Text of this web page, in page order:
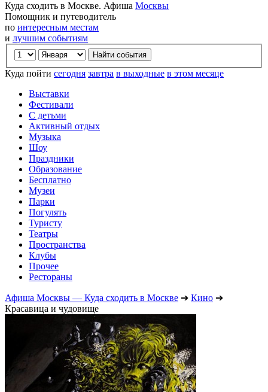
Куда сходить в Москве. Афиша Москвы
Помощник и путеводитель
по интересным местам
и лучшим событиям
Куда пойти сегодня завтра в выходные в этом месяце
Выставки
Фестивали
С детьми
Активный отдых
Музыка
Шоу
Праздники
Образование
Бесплатно
Музеи
Парки
Погулять
Туристу
Театры
Пространства
Клубы
Прочее
Рестораны
Афиша Москвы — Куда сходить в Москве ➔ Кино ➔
Красавица и чудовище